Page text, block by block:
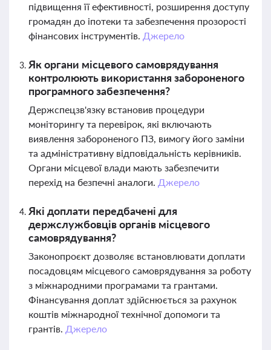
підвищення її ефективності, розширення доступу
громадян до іпотеки та забезпечення прозорості
фінансових інструментів. Джерело
Як органи місцевого самоврядування
контролюють використання забороненого
програмного забезпечення?
Держспецзв'язку встановив процедури
моніторингу та перевірок, які включають
виявлення забороненого ПЗ, вимогу його заміни
та адміністративну відповідальність керівників.
Органи місцевої влади мають забезпечити
перехід на безпечні аналоги. Джерело
Які доплати передбачені для
держслужбовців органів місцевого
самоврядування?
Законопроєкт дозволяє встановлювати доплати
посадовцям місцевого самоврядування за роботу
з міжнародними програмами та грантами.
Фінансування доплат здійснюється за рахунок
коштів міжнародної технічної допомоги та
грантів. Джерело